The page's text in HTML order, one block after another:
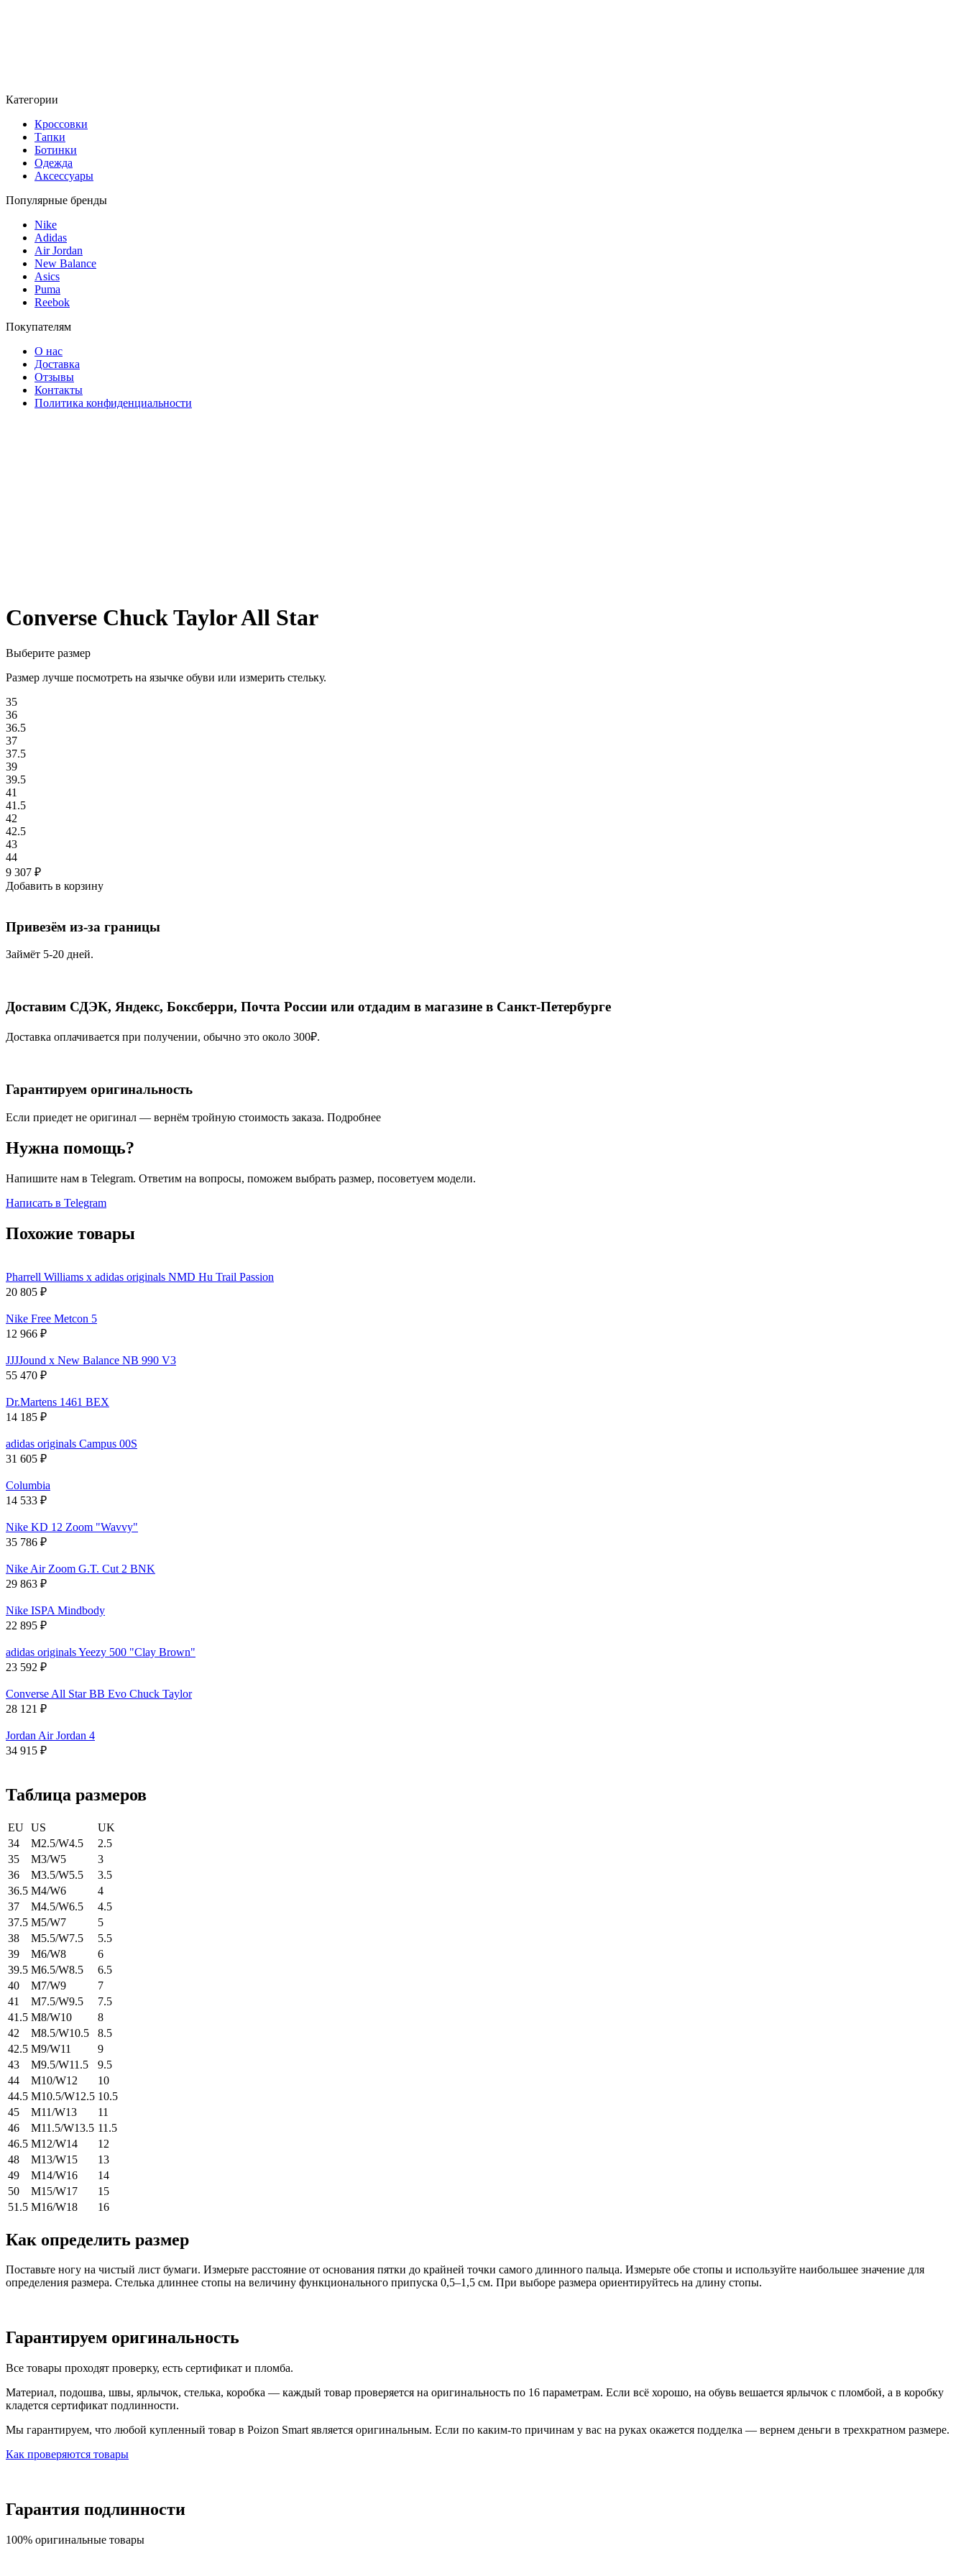
Категории
Кроссовки
Тапки
Ботинки
Одежда
Аксессуары
Популярные бренды
Nike
Adidas
Air Jordan
New Balance
Asics
Puma
Reebok
Покупателям
О нас
Доставка
Отзывы
Контакты
Политика конфиденциальности
Converse Chuck Taylor All Star
Выберите размер
Размер лучше посмотреть на язычке обуви или измерить стельку.
35
36
36.5
37
37.5
39
39.5
41
41.5
42
42.5
43
44
9 307 ₽
Добавить в корзину
Привезём из-за границы
Займёт 5-20 дней.
Доставим СДЭК, Яндекс, Боксберри, Почта России или отдадим в магазине в Санкт-Петербурге
Доставка оплачивается при получении, обычно это около 300₽.
Гарантируем оригинальность
Если приедет не оригинал — вернём тройную стоимость заказа. Подробнее
Нужна помощь?
Напишите нам в Telegram. Ответим на вопросы, поможем выбрать размер, посоветуем модели.
Написать в Telegram
Похожие товары
Pharrell Williams x adidas originals NMD Hu Trail Passion
20 805 ₽
Nike Free Metcon 5
12 966 ₽
JJJJound x New Balance NB 990 V3
55 470 ₽
Dr.Martens 1461 BEX
14 185 ₽
adidas originals Campus 00S
31 605 ₽
Columbia
14 533 ₽
Nike KD 12 Zoom "Wavvy"
35 786 ₽
Nike Air Zoom G.T. Cut 2 BNK
29 863 ₽
Nike ISPA Mindbody
22 895 ₽
adidas originals Yeezy 500 "Clay Brown"
23 592 ₽
Converse All Star BB Evo Chuck Taylor
28 121 ₽
Jordan Air Jordan 4
34 915 ₽
Таблица размеров
EU US
UK
34
M2.5/W4.5
2.5
35
M3/W5
3
36
M3.5/W5.5
3.5
36.5 M4/W6
4
37
M4.5/W6.5
4.5
37.5 M5/W7
5
38
M5.5/W7.5
5.5
39
M6/W8
6
39.5 M6.5/W8.5
6.5
40
M7/W9
7
41
M7.5/W9.5
7.5
41.5 M8/W10
8
42
M8.5/W10.5
8.5
42.5 M9/W11
9
43
M9.5/W11.5
9.5
44
M10/W12
10
44.5 M10.5/W12.5 10.5
45
M11/W13
11
46
M11.5/W13.5 11.5
46.5 M12/W14
12
48
M13/W15
13
49
M14/W16
14
50
M15/W17
15
51.5 M16/W18 16
Как определить размер
Поставьте ногу на чистый лист бумаги. Измерьте расстояние от основания пятки до крайней точки самого длинного пальца. Измерьте обе стопы и используйте наибольшее значение для
определения размера. Стелька длиннее стопы на величину функционального припуска 0,5–1,5 см. При выборе размера ориентируйтесь на длину стопы.
Гарантируем оригинальность
Все товары проходят проверку, есть сертификат и пломба.
Материал, подошва, швы, ярлычок, стелька, коробка — каждый товар проверяется на оригинальность по 16 параметрам. Если всё хорошо, на обувь вешается ярлычок с пломбой, а в коробку
кладется сертификат подлинности.
Мы гарантируем, что любой купленный товар в Poizon Smart является оригинальным. Если по каким-то причинам у вас на руках окажется подделка — вернем деньги в трехкратном размере.
Как проверяются товары
Гарантия подлинности
100% оригинальные товары